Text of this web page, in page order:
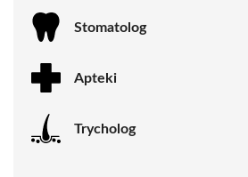
Stomatolog
Apteki
Trycholog